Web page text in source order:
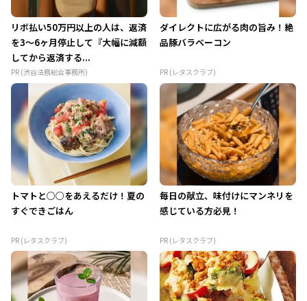
リボ払い50万円以上の人は、返済
を3～6ヶ月停止して『大幅に減額
してから返済する...
PR (渋谷法務総合事務所)
ダイレクトに広がる肉の旨み！絶
品豚バラベーコン
PR (レタスクラブ)
トマトと○○をあえるだけ！夏の
すぐできごはん
PR (レタスクラブ)
毎日の献立、味付けにマンネリを
感じている方必見！
PR (レタスクラブ)